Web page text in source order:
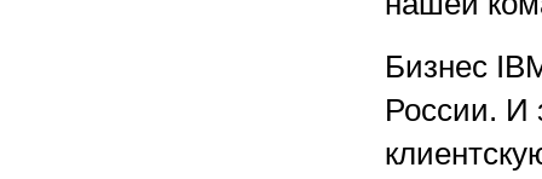
Бизнес
России. И